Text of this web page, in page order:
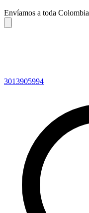
Envíamos a toda Colombia
3013905994